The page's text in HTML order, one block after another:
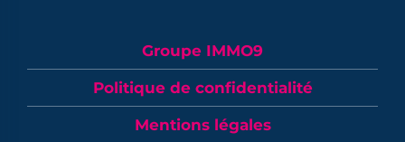
Groupe IMMO9
Politique de confidentialité
Mentions légales